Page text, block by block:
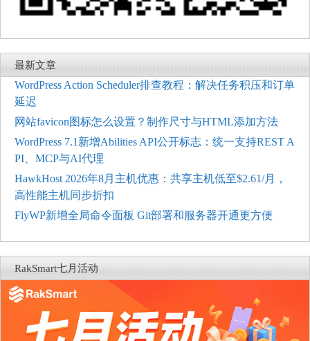
最新文章
WordPress Action Scheduler排查教程：解决任务积压和订单
延迟
网站favicon图标怎么设置？制作尺寸与HTML添加方法
WordPress 7.1新增Abilities API公开标志：统一支持REST A
PI、MCP与AI代理
HawkHost 2026年8月主机优惠：共享主机低至$2.61/月，
高性能主机同步折扣
FlyWP新增全局命令面板 Git部署和服务器开通更方便
RakSmart七月活动